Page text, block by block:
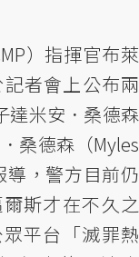
）指揮官布萊
者會上公布兩
達米安．桑德森
桑德森（Myles
導，警方目前仍
斯才在不久之
平台「滅罪熱